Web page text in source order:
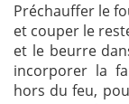
Préchauffer le
et couper le
et le beurre
incorporer la
hors du feu,